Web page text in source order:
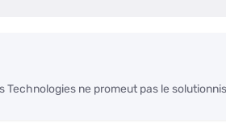
Technologies ne promeut pas le